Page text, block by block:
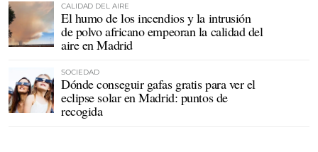
CALIDAD DEL AIRE
El humo de los incendios y la intrusión
de polvo africano empeoran la calidad del
aire en Madrid
SOCIEDAD
Dónde conseguir gafas gratis para ver el
eclipse solar en Madrid: puntos de
recogida